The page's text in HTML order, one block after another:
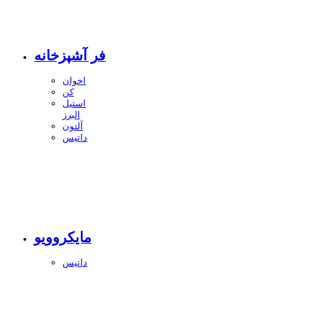
فر آشپزخانه
اخوان
کن
استیل
البرز
آلتون
داتیس
مایکروویو
داتیس